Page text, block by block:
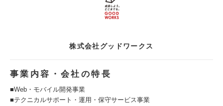
株式会社グッドワークス
事業内容・会社の特長
■Web・モバイル開発事業
■テクニカルサポート・運用・保守サービス事業